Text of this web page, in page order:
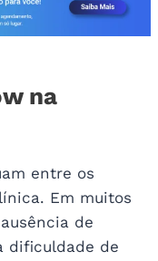
na
entre os
Em muitos
de
dificuldade de